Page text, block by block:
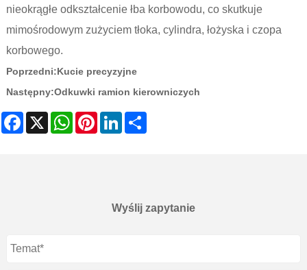
nieokrągłe odkształcenie łba korbowodu, co skutkuje
mimośrodowym zużyciem tłoka, cylindra, łożyska i czopa
korbowego.
Poprzedni:Kucie precyzyjne
Następny:Odkuwki ramion kierowniczych
Facebook
X WhatsAppPinterestLinkedIn
Wyślij zapytanie